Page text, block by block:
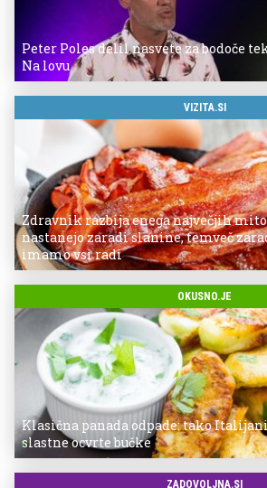
Peter Poles delil nasvete za bodoče
Na lovu
VIZITA.SI
Zdravnik razbija enega največjih
nastanejo zaradi slanine, temveč
imamo vsi radi
OKUSNO.JE
Klasična panada odpade: tako
slastne ocvrte bučke
ZADOVOLJNA.SI